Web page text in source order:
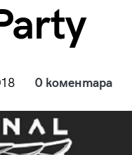
0 коментара
как